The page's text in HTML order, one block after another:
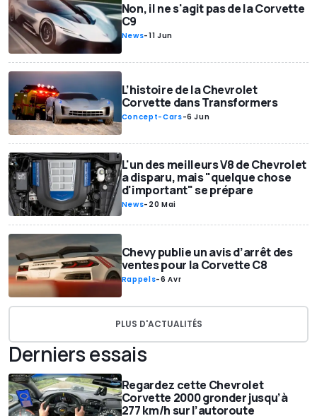
Non, il ne s'agit pas de la Corvette
C9
News-11 Jun
L’histoire de la Chevrolet
Corvette dans Transformers
Concept-Cars-6 Jun
L'un des meilleurs V8 de Chevrolet
a disparu, mais "quelque chose
d'important" se prépare
News- 20 Mai
Chevy publie un avis d’arrêt des
ventes pour la Corvette C8
Rappels-6 Avr
PLUS D'ACTUALITÉS
Derniers essais
Regardez cette Chevrolet
Corvette 2000 gronder jusqu’à
277 km/h sur l’autoroute